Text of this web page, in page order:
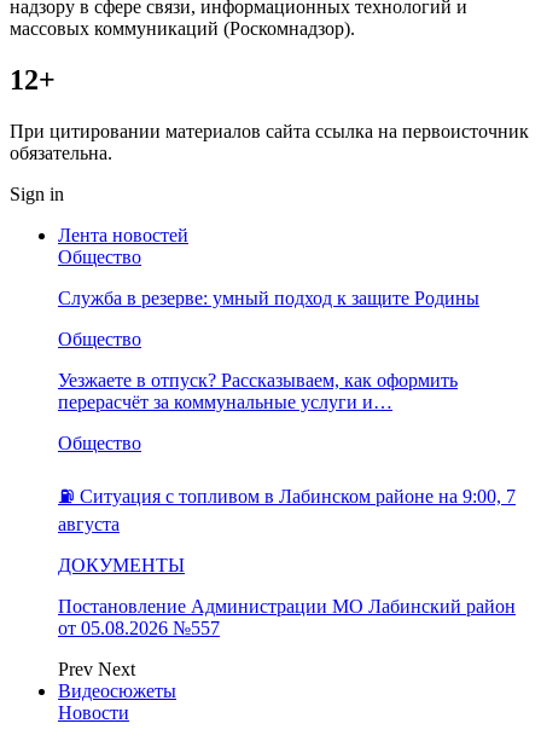
надзору в сфере связи, информационных технологий и
массовых коммуникаций (Роскомнадзор).
12+
При цитировании материалов сайта ссылка на первоисточник
обязательна.
Sign in
Лента новостей
Общество
Служба в резерве: умный подход к защите Родины
Общество
Уезжаете в отпуск? Рассказываем, как оформить
перерасчёт за коммунальные услуги и…
Общество
⛽️ Ситуация с топливом в Лабинском районе на 9:00, 7
августа
ДОКУМЕНТЫ
Постановление Администрации МО Лабинский район
от 05.08.2026 №557
Prev Next
Видеосюжеты
Новости